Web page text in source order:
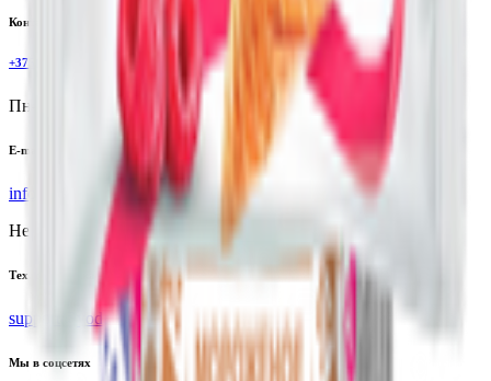
Контактный телефон
+375(29)6875999
Пн-Пт: 8:00 - 17:00
E-mail
info@yoda.by
Не для электронных обращений
Тех. поддержка
support@yoda.by
Мы в соцсетях